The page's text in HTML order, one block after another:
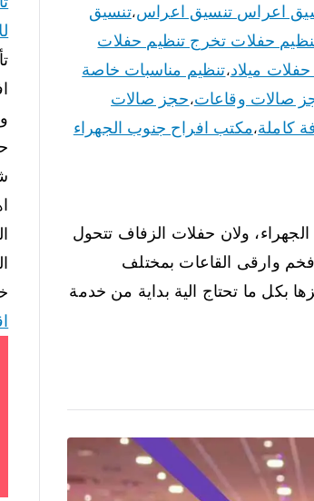
اعراس تنسيق اعراس،تنسيق
حفلات تخرج تنظيم حفلات
ميلاد،تنظيم مناسبات خاصة
صالات وقاعات،حجز صالات
كاملة،مكتب افراح جنوب الجهراء
ولان حفلات الزفاف تتحول
وارقى القاعات بمختلف
بكل ما تحتاج الية بداية من خدمة